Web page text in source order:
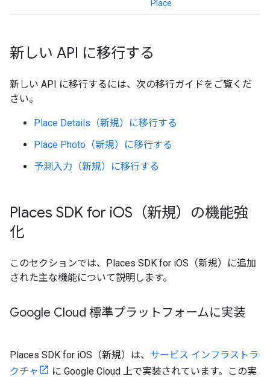
Place
新しい API に移行する
新しい API に移行するには、次の移行ガイドをご覧くだ
さい。
Place Details（新規）に移行する
Place Photo（新規）に移行する
予測入力（新規）に移行する
Places SDK for iOS（新規）の機能強
化
このセクションでは、Places SDK for iOS（新規）に追加
された主な機能について説明します。
Google Cloud 標準プラットフォームに実装
Places SDK for iOS（新規）は、 サービス インフラストラ
クチャ
に Google Cloud 上で実装されています。この実